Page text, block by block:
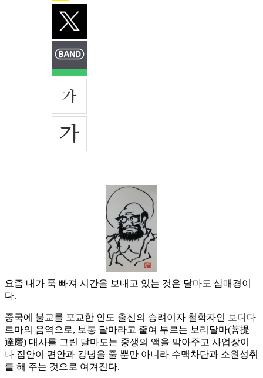
요즘 내가 푹 빠져 시간을 보내고 있는 것은 달마도 삼매경이
다.
중국에 불교를 포교한 인도 출신의 승려이자 철학자인 보디다
르마의 음역으로, 보통 달마라고 줄여 부르는 보리달마(菩提
達磨) 대사를 그린 달마도는 중생의 액을 막아주고 사업장이
나 집안이 편안과 강녕을 줄 뿐만 아니라 수맥차단과 소원성취
를 해 주는 것으로 여겨진다.